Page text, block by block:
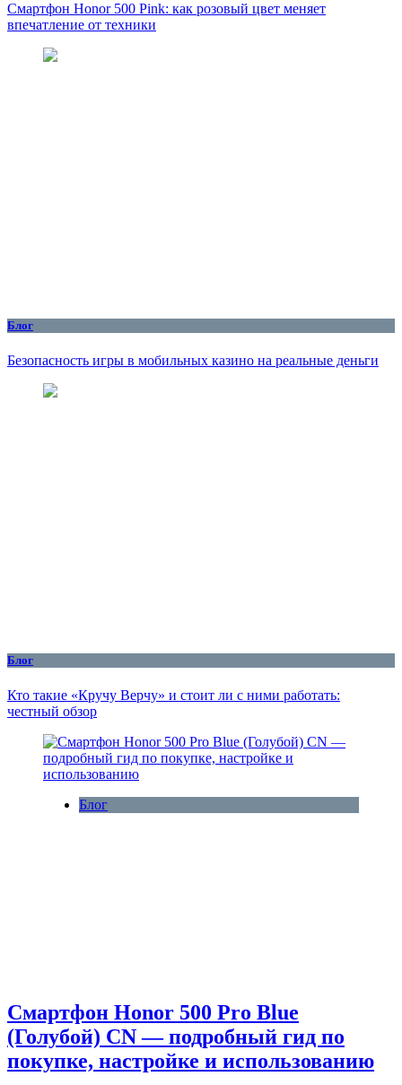
Смартфон Honor 500 Pink: как розовый цвет меняет
впечатление от техники
Блог
Безопасность игры в мобильных казино на реальные деньги
Блог
Кто такие «Кручу Верчу» и стоит ли с ними работать:
честный обзор
Блог
Смартфон Honor 500 Pro Blue
(Голубой) CN — подробный гид по
покупке, настройке и использованию